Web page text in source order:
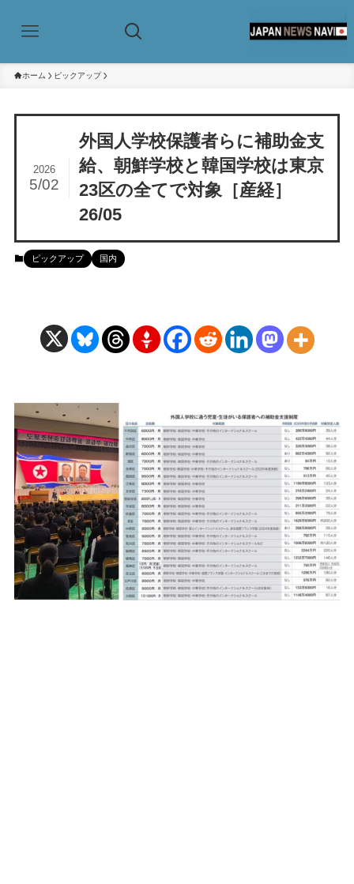
ホーム ピックアップ
外国人学校保護者らに補助金支
給、朝鮮学校と韓国学校は東京
23区の全てで対象［産経］
26/05
2026
5/02
ピックアップ 国内